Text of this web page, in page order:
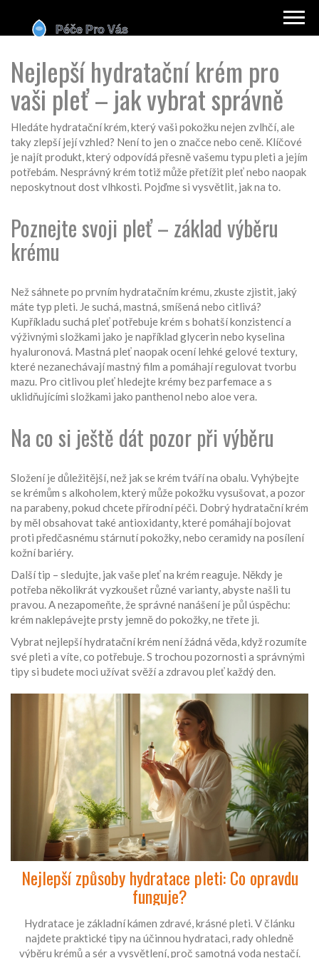
Nejlepší hydratační krém pro
vaši pleť – jak vybrat správně
Hledáte hydratační krém, který vaši pokožku nejen zvlhčí, ale
taky zlepší její vzhled? Není to jen o značce nebo ceně. Klíčové
je najít produkt, který odpovídá přesně vašemu typu pleti a jejím
potřebám. Nesprávný krém totiž může přetížit pleť nebo naopak
neposkytnout dost vlhkosti. Pojďme si vysvětlit, jak na to.
Poznejte svoji pleť – základ výběru
krému
Než sáhnete po prvním hydratačním krému, zkuste zjistit, jaký
máte typ pleti. Je suchá, mastná, smíšená nebo citlivá?
Kupříkladu suchá pleť potřebuje krém s bohatší konzistencí a
výživnými složkami jako je například glycerin nebo kyselina
hyaluronová. Mastná pleť naopak ocení lehké gelové textury,
které nezanechávají mastný film a pomáhají regulovat tvorbu
mazu. Pro citlivou pleť hledejte krémy bez parfemace a s
uklidňujícími složkami jako panthenol nebo aloe vera.
Na co si ještě dát pozor při výběru
Složení je důležitější, než jak se krém tváří na obalu. Vyhýbejte
se krémům s alkoholem, který může pokožku vysušovat, a pozor
na parabeny, pokud chcete přírodní péči. Dobrý hydratační krém
by měl obsahovat také antioxidanty, které pomáhají bojovat
proti předčasnému stárnutí pokožky, nebo ceramidy na posílení
kožní bariéry.
Další tip – sledujte, jak vaše pleť na krém reaguje. Někdy je
potřeba několikrát vyzkoušet různé varianty, abyste našli tu
pravou. A nezapomeňte, že správné nanášení je půl úspěchu:
krém naklepávejte prsty jemně do pokožky, ne třete ji.
Vybrat nejlepší hydratační krém není žádná věda, když rozumíte
své pleti a víte, co potřebuje. S trochou pozornosti a správnými
tipy si budete moci užívat svěží a zdravou pleť každý den.
Nejlepší způsoby hydratace pleti: Co opravdu
funguje?
Hydratace je základní kámen zdravé, krásné pleti. V článku
najdete praktické tipy na účinnou hydrataci, rady ohledně
výběru krémů a sér a vysvětlení, proč samotná voda nestačí.